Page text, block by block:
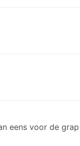
eens voor de